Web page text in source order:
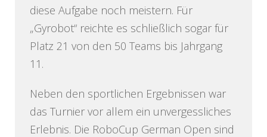
diese Aufgabe noch meistern. Für
„Gyrobot“ reichte es schließlich sogar für
Platz 21 von den 50 Teams bis Jahrgang
11.
Neben den sportlichen Ergebnissen war
das Turnier vor allem ein unvergessliches
Erlebnis. Die RoboCup German Open sind